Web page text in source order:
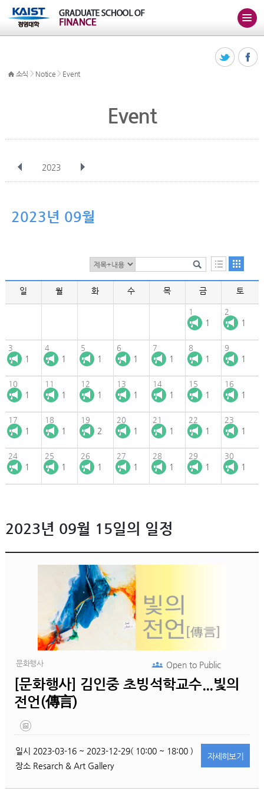
소식 > Notice > Event
Event
2023
12월
2023년 09월
일 월 화 수 목 금 토
1
1
2
1
3
1
4
1
5
1
6
1
7
1
8
1
9
1
10
1
11
1
12
1
13
1
14
1
15
1
16
1
17
1
18
1
19
2
20
1
21
1
22
1
23
1
24
1
25
1
26
1
27
1
28
1
29
1
30
1
2023년 09월 15일의 일정
문화행사
[문화행사] 김인중 초빙석학교수...빛의
전언(傳言)
Open toPublic
일시 2023-03-16 ~ 2023-12-29( 10:00 ~ 18:00 )
장소 Resarch & Art Gallery
자세히보기